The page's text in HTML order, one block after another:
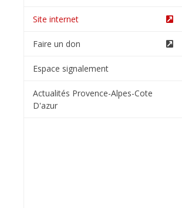
Site internet
Faire un don
Espace signalement
Actualités Provence-Alpes-Cote
D'azur